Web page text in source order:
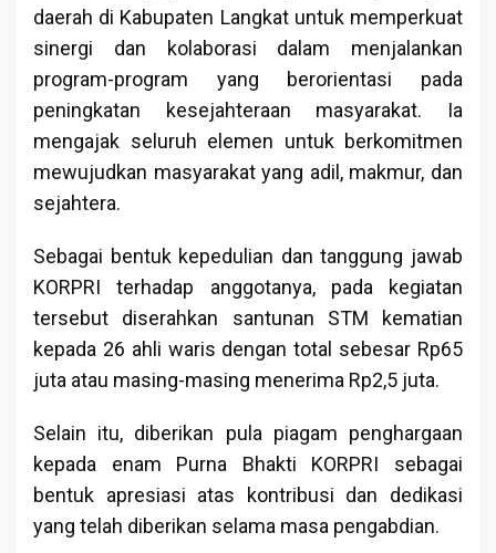
daerah di Kabupaten Langkat untuk memperkuat
sinergi dan kolaborasi dalam menjalankan
program-program yang berorientasi pada
peningkatan kesejahteraan masyarakat. Ia
mengajak seluruh elemen untuk berkomitmen
mewujudkan masyarakat yang adil, makmur, dan
sejahtera.
Sebagai bentuk kepedulian dan tanggung jawab
KORPRI terhadap anggotanya, pada kegiatan
tersebut diserahkan santunan STM kematian
kepada 26 ahli waris dengan total sebesar Rp65
juta atau masing-masing menerima Rp2,5 juta.
Selain itu, diberikan pula piagam penghargaan
kepada enam Purna Bhakti KORPRI sebagai
bentuk apresiasi atas kontribusi dan dedikasi
yang telah diberikan selama masa pengabdian.